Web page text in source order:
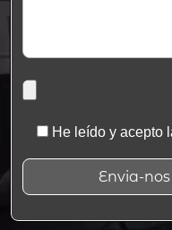
He leído y acepto